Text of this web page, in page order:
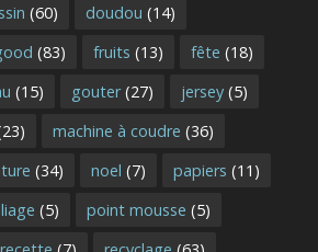
(60) doudou (14)
(83) fruits (13) fête (18)
(15) gouter(27) jersey (5)
machine à coudre (36)
(34) noel (7) papiers (11)
(5) point mousse (5)